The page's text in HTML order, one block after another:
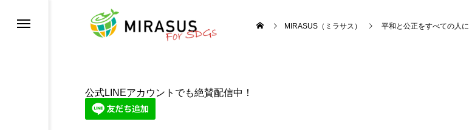
MIRASUS（ミラサス） 平和と公正をすべての人に
公式LINEアカウントでも絶賛配信中！